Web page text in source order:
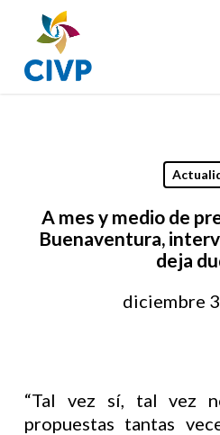
main
content
A mes y medio de
Buenaventura,
deja
diciembre
“Tal vez sí, tal vez
propuestas tantas